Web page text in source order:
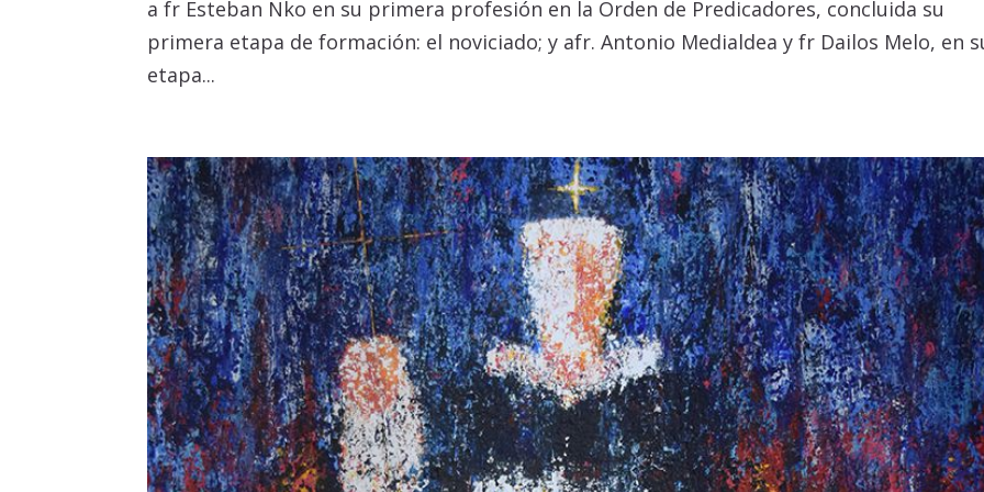
a fr Esteban Nko en su primera profesión en la Orden de Predicadores, concluida su
primera etapa de formación: el noviciado; y afr. Antonio Medialdea y fr Dailos Melo, en
etapa...